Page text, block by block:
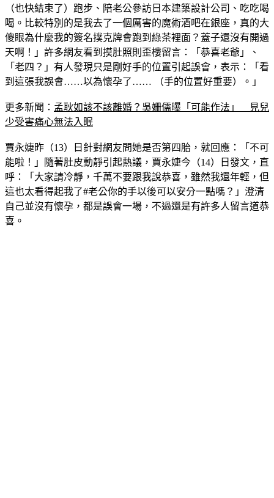
喝。比較特別的是我去了一個厲害的魔術酒吧在銀座，真的大
傻眼為什麼我的簽名撲克牌會跑到綠茶裡面？蓋子還沒有開過
天啊！」許多網友看到摸肚照則歪樓留言：「恭喜老爺」、
「老四？」有人發現只是剛好手的位置引起誤會，表示：「看
到這張我誤會……以為懷孕了…… （手的位置好重要）。」
少受害痛心無法入眠
能啦！」隨著肚皮動靜引起熱議，賈永婕今（14）日發文，直
呼：「大家請冷靜，千萬不要跟我說恭喜，雖然我還年輕，但
這也太看得起我了#老公你的手以後可以安分一點嗎？」澄清
自己並沒有懷孕，都是誤會一場，不過還是有許多人留言道恭
喜。